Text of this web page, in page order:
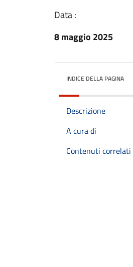
Data :
8 maggio 2025
INDICE DELLA PAGINA
Descrizione
A cura di
Contenuti correlati